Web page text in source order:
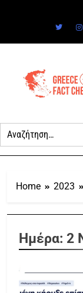
Home 2023
Ημέρα: 2